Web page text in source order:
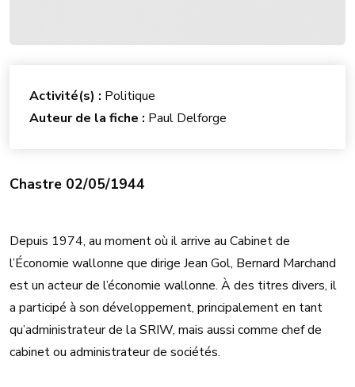
Chastre 02/05/1944
Depuis 1974, au moment où il arrive au Cabinet de
l’Économie wallonne que dirige Jean Gol, Bernard Marchand
est un acteur de l’économie wallonne. À des titres divers, il
a participé à son développement, principalement en tant
qu’administrateur de la SRIW, mais aussi comme chef de
cabinet ou administrateur de sociétés.
Activité(s) : Politique
Auteur de la fiche : Paul Delforge